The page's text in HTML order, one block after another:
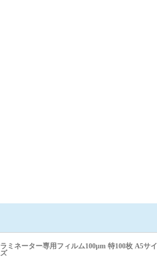
ラミネーター専用フィルム100μm 特100枚 A5サイ
ズ